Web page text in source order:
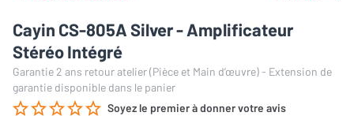
Cayin CS-805A Silver - Amplificateur
Stéréo Intégré
Garantie 2 ans retour atelier (Pièce et Main d’œuvre) - Extension de
garantie disponible dans le panier
Soyez le premier à donner votre avis